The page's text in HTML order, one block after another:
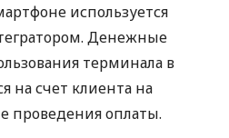
используется
Денежные
терминала в
на счет клиента на
проведения оплаты.